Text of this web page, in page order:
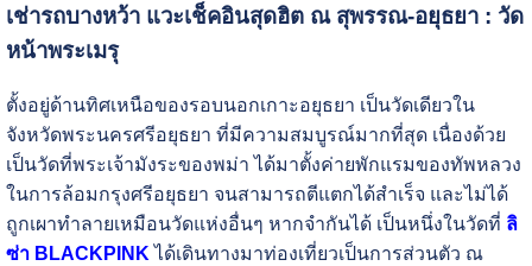
เช่ารถบางหว้า แวะเช็คอินสุดฮิต ณ สุพรรณ-อยุธยา : วัด
หน้าพระเมรุ
ตั้งอยู่ด้านทิศเหนือของรอบนอกเกาะอยุธยา เป็นวัดเดียวใน
จังหวัดพระนครศรีอยุธยา ที่มีความสมบูรณ์มากที่สุด เนื่องด้วย
เป็นวัดที่พระเจ้ามังระของพม่า ได้มาตั้งค่ายพักแรมของทัพหลวง
ในการล้อมกรุงศรีอยุธยา จนสามารถตีแตกได้สำเร็จ และไม่ได้
ถูกเผาทำลายเหมือนวัดแห่งอื่นๆ หากจำกันได้ เป็นหนึ่งในวัดที่ ลิ
ซ่า BLACKPINKได้เดินทางมาท่องเที่ยวเป็นการส่วนตัว ณ